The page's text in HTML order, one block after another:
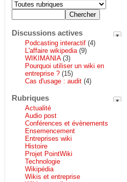
Discussions actives
Podcasting interactif (4)
L'affaire wikipedia(9)
WIKIMANIA(3)
Pourquoi utiliser un wiki en
entreprise ? (15)
Cas d'usage : audit (4)
Rubriques
Actualité
Audio post
Conférences et évènements
Ensemencement
Entreprises wiki
Histoire
Projet PointWiki
Technologie
Wikipédia
Wikis et entreprise